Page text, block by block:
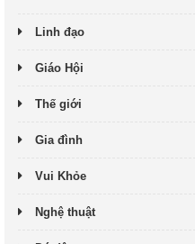
Linh đạo
Giáo Hội
Thế giới
Gia đình
Vui Khỏe
Nghệ thuật